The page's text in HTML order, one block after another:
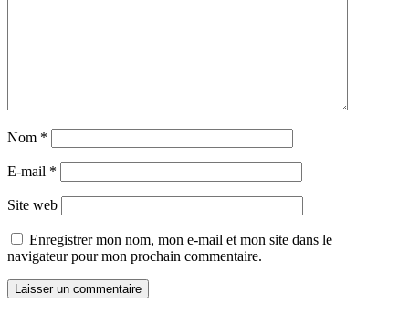
Nom *
E-mail *
Site web
Enregistrer mon nom, mon e-mail et mon site dans le
navigateur pour mon prochain commentaire.